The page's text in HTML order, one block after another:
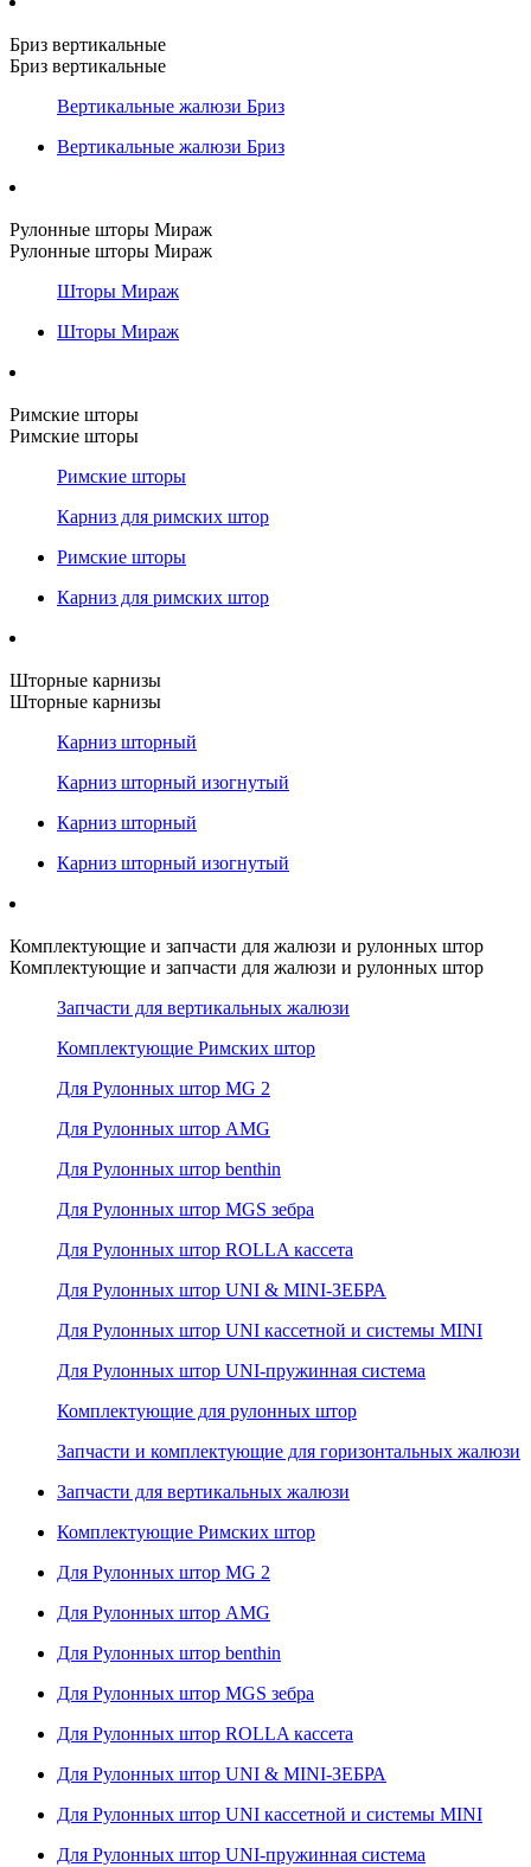
Бриз вертикальные
Бриз вертикальные
Вертикальные жалюзи Бриз
Вертикальные жалюзи Бриз
Рулонные шторы Мираж
Рулонные шторы Мираж
Шторы Мираж
Шторы Мираж
Римские шторы
Римские шторы
Римские шторы
Карниз для римских штор
Римские шторы
Карниз для римских штор
Шторные карнизы
Шторные карнизы
Карниз шторный
Карниз шторный изогнутый
Карниз шторный
Карниз шторный изогнутый
Комплектующие и запчасти для жалюзи и рулонных штор
Комплектующие и запчасти для жалюзи и рулонных штор
Запчасти для вертикальных жалюзи
Комплектующие Римских штор
Для Рулонных штор MG 2
Для Рулонных штор AMG
Для Рулонных штор benthin
Для Рулонных штор MGS зебра
Для Рулонных штор ROLLA кассета
Для Рулонных штор UNI & MINI-ЗЕБРА
Для Рулонных штор UNI кассетной и системы MINI
Для Рулонных штор UNI-пружинная система
Комплектующие для рулонных штор
Запчасти и комплектующие для горизонтальных жалюзи
Запчасти для вертикальных жалюзи
Комплектующие Римских штор
Для Рулонных штор MG 2
Для Рулонных штор AMG
Для Рулонных штор benthin
Для Рулонных штор MGS зебра
Для Рулонных штор ROLLA кассета
Для Рулонных штор UNI & MINI-ЗЕБРА
Для Рулонных штор UNI кассетной и системы MINI
Для Рулонных штор UNI-пружинная система